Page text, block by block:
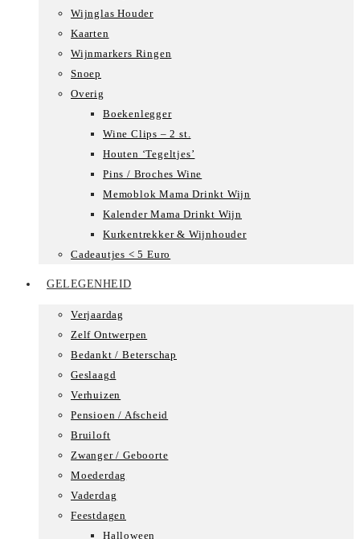
Wijnglas Houder
Kaarten
Wijnmarkers Ringen
Snoep
Overig
Boekenlegger
Wine Clips – 2 st.
Houten ‘Tegeltjes’
Pins / Broches Wine
Memoblok Mama Drinkt Wijn
Kalender Mama Drinkt Wijn
Kurkentrekker & Wijnhouder
Cadeautjes < 5 Euro
GELEGENHEID
Verjaardag
Zelf Ontwerpen
Bedankt / Beterschap
Geslaagd
Verhuizen
Pensioen / Afscheid
Bruiloft
Zwanger / Geboorte
Moederdag
Vaderdag
Feestdagen
Halloween